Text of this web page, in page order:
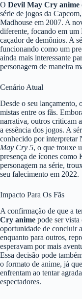
O Devil May Cry anime
série de jogos da
Madhouse em 2007. A
diferente, focando em um
caçador de demônios. A
funcionando como um
ainda mais interessante
personagem de maneira
Cenário Atual
Desde o seu lançamento,
mistas entre os fãs.
narrativa, outros criticam
a essência dos jogos. A
conhecido por interpretar
May Cry 5, o que trouxe
presença de ícones
personagem na série,
seu falecimento em 2022.
Impacto Para Os Fãs
A confirmação de que a
Cry anime pode ser vista
oportunidade de concluir
enquanto para outros,
esperavam por mais
Essa decisão pode
o formato de anime, já
enfrentam ao tentar
espectadores.